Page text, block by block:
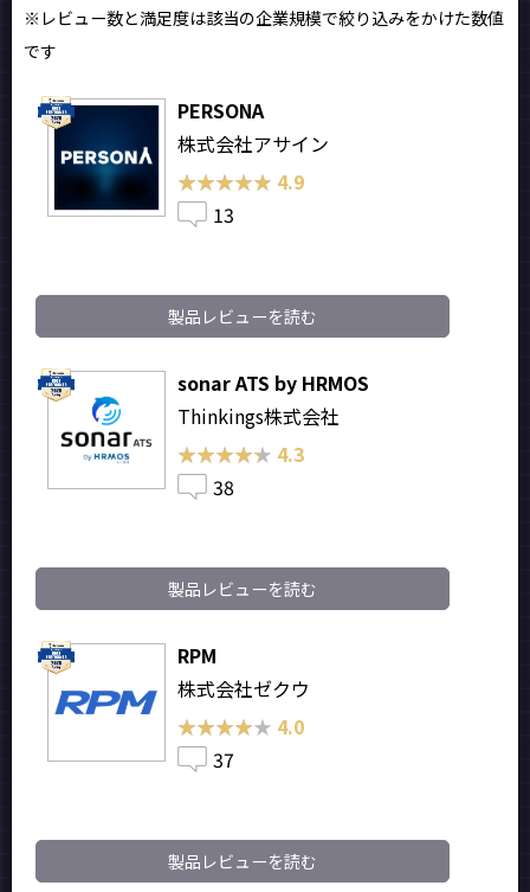
※レビュー数と満足度は該当の企業規模で絞り込みをかけた数値
です
PERSONA
株式会社アサイン
★★★★★
★★★★★ 4.9
13
製品レビューを読む
sonar ATS by HRMOS
Thinkings株式会社
★★★★★
★★★★★ 4.3
38
製品レビューを読む
RPM
株式会社ゼクウ
★★★★★
★★★★★ 4.0
37
製品レビューを読む